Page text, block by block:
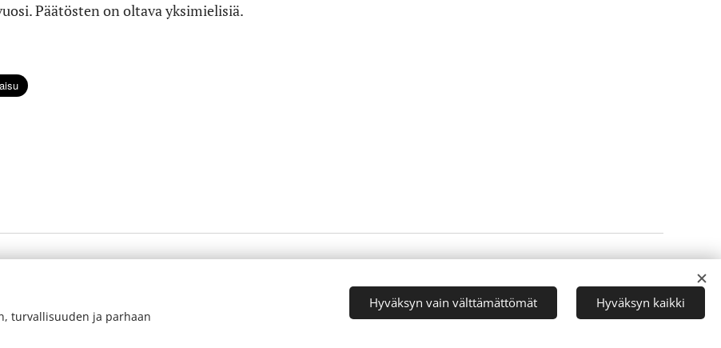
Päätösten on oltava yksimielisiä.
LuotuWebnodella
Evästeet
turvallisuuden ja parhaan
Hyväksyn vain välttämättömät Hyväksyn kaikki